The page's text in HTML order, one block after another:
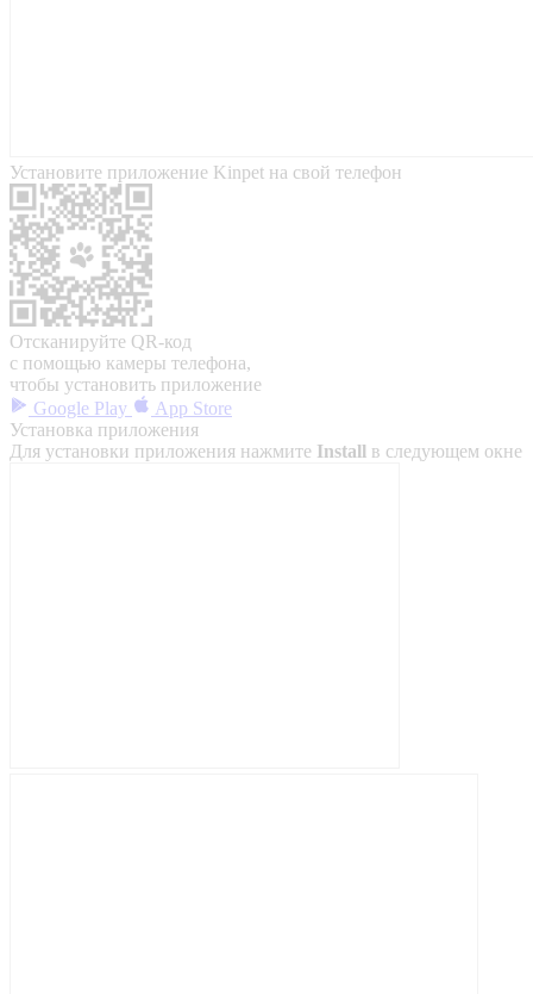
Установите приложение Kinpet на свой телефон
Отсканируйте QR-код
с помощью камеры телефона,
чтобы установить приложение
Google Play
App Store
Установка приложения
Для установки приложения нажмите Install в следующем окне